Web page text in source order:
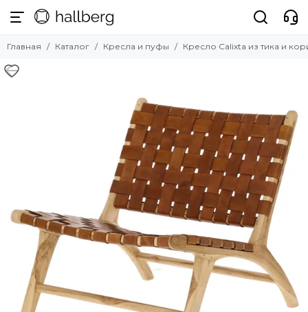
Кресла и пуфы
Кресла для отдыха
Главная Каталог Кресла и пуфы Кресло Calixta из тика и